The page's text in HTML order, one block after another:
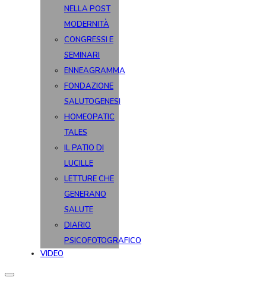
NELLA POST
MODERNITÀ
CONGRESSI E
SEMINARI
ENNEAGRAMMA
FONDAZIONE
SALUTOGENESI
HOMEOPATIC
TALES
IL PATIO DI
LUCILLE
LETTURE CHE
GENERANO
SALUTE
DIARIO
PSICOFOTOGRAFICO
VIDEO